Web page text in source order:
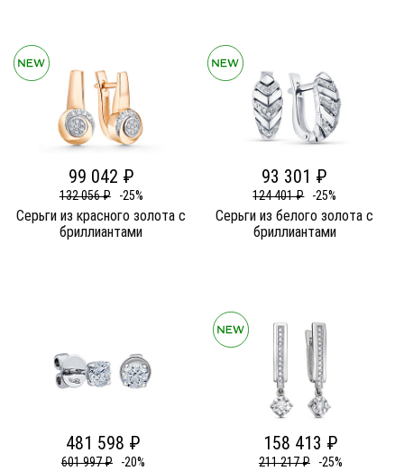
99 042 ₽
132 056 ₽ -25%
Серьги из красного золота c
бриллиантами
93 301 ₽
124 401 ₽ -25%
Серьги из белого золота c
бриллиантами
481 598 ₽
601 997 ₽ -20%
158 413 ₽
211 217 ₽ -25%